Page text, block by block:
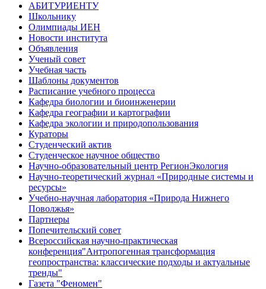
АБИТУРИЕНТУ
Школьнику
Олимпиады ИЕН
Новости института
Объявления
Ученый совет
Учебная часть
Шаблоны документов
Расписание учебного процесса
Кафедра биологии и биоинженерии
Кафедра географии и картографии
Кафедра экологии и природопользования
Кураторы
Студенческий актив
Студенческое научное общество
Научно-образовательный центр РегионЭкология
Научно-теоретический журнал «Природные системы и
ресурсы»
Учебно-научная лаборатория «Природа Нижнего
Поволжья»
Партнеры
Попечительский совет
Всероссийская научно-практическая
конференция"Антропогенная трансформация
геопространства: классические подходы и актуальные
тренды"
Газета "Феномен"